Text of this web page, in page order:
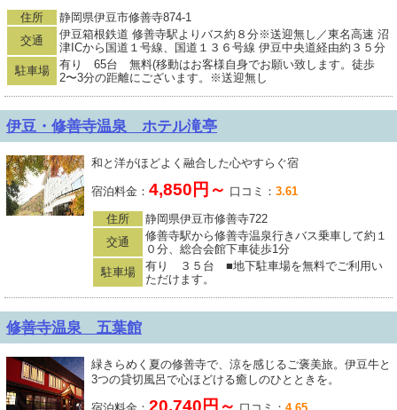
住所
静岡県伊豆市修善寺874-1
交通
伊豆箱根鉄道 修善寺駅よりバス約８分※送迎無し／東名高速 沼
津ICから国道１号線、国道１３６号線 伊豆中央道経由約３５分
駐車場
有り 65台 無料(移動はお客様自身でお願い致します。徒歩
2〜3分の距離にございます。※送迎無し
伊豆・修善寺温泉 ホテル滝亭
和と洋がほどよく融合した心やすらぐ宿
宿泊料金： 4,850円～ 口コミ： 3.61
住所
静岡県伊豆市修善寺722
交通
修善寺駅から修善寺温泉行きバス乗車して約１
０分、総合会館下車徒歩1分
駐車場
有り ３５台 ■地下駐車場を無料でご利用い
ただけます。
修善寺温泉 五葉館
緑きらめく夏の修善寺で、涼を感じるご褒美旅。伊豆牛と
3つの貸切風呂で心ほどける癒しのひとときを。
20,740円～